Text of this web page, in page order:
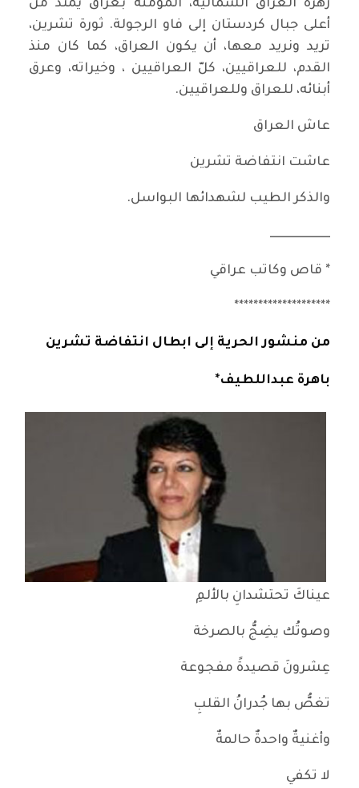
زهرة العراق الشمالية، المؤمنة بعراق يمتد من
أعلى جبال كردستان إلى فاو الرجولة. ثورة تشرين،
تريد ونريد معها، أن يكون العراق، كما كان منذ
القدم، للعراقيين، كلّ العراقيين ، وخيراته، وعرق
أبنائه، للعراق وللعراقيين.
عاش العراق
عاشت انتفاضة تشرين
والذكر الطيب لشهدائها البواسل.
ـــــــــــــــــــــــــ
* قاص وكاتب عراقي
********************
من منشور الحرية إلى ابطال انتفاضة تشرين
باهرة عبداللطيف*
عيناكَ تحتشدانِ بالألمِ
وصوتُك يضِجُّ بالصرخة
عِشرونَ قصيدةً مفجوعة
تغصُّ بها جُدرانُ القلبِ
وأغنيةٌ واحدةٌ حالمةٌ
لا تكفي